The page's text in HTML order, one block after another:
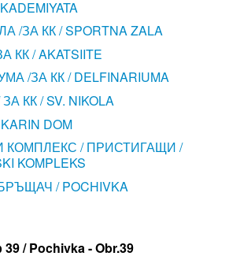
/ЗА КК / SPORTNA ZALA
КК / AKATSIITE
/ЗА КК / DELFINARIUMA
КК / SV. NIKOLA
DOM
КОМПЛЕКС / ПРИСТИГАЩИ /
KOMPLEKS
/ POCHIVKA
/ Pochivka - Obr.39